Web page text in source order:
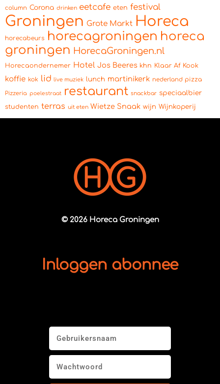
column Corona drinken eetcafe eten festival
Groningen Grote Markt Horeca
horecabeurs horecagroningen horeca
groningen HorecaGroningen.nl
Horecaondernemer Hotel Jos Beeres khn Klaar Af Kook
koffie kok lid live muziek lunch martinikerk nederland pizza
Pizzeria poelestraat restaurant snackbar speciaalbier
studenten terras uit eten Wietze Snaak wijn Wijnkoperij
© 2026 Horeca Groningen
Inloggen abonnee